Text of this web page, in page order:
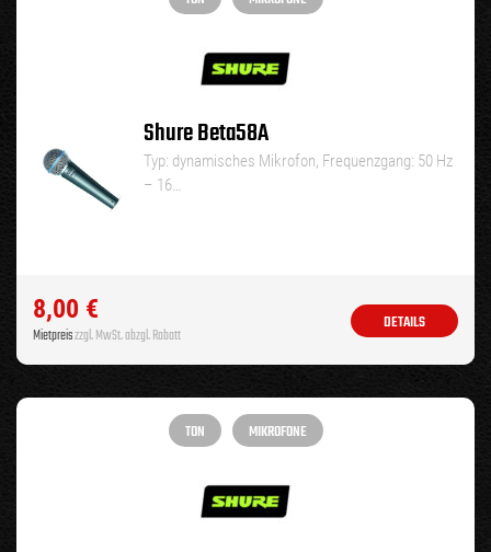
Shure Beta58A
Typ: dynamisches Mikrofon, Frequenzgang: 50 Hz
– 16…
8,00 €
Mietpreiszzgl. MwSt. abzgl. Rabatt
DETAILS
TON MIKROFONE